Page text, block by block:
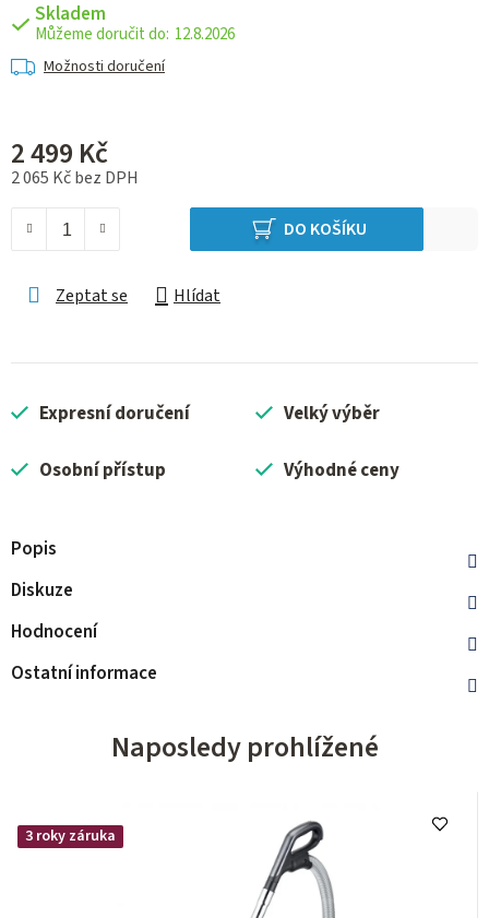
Skladem
12.8.2026
Možnosti doručení
2 499 Kč
2 065 Kč bez DPH
DO KOŠÍKU
Zeptat se Hlídat
Expresní doručení Velký výběr
Osobní přístup Výhodné ceny
Popis
Diskuze
Hodnocení
Ostatní informace
Naposledy prohlížené
3 roky záruka